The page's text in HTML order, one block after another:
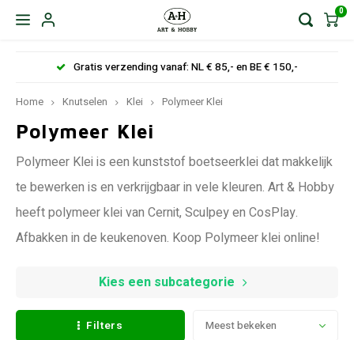
0
Gratis verzending vanaf: NL € 85,- en BE € 150,-
Home Knutselen Klei Polymeer Klei
Polymeer Klei
Polymeer Klei is een kunststof boetseerklei dat makkelijk
te bewerken is en verkrijgbaar in vele kleuren. Art & Hobby
heeft polymeer klei van Cernit, Sculpey en CosPlay.
Afbakken in de keukenoven. Koop Polymeer klei online!
Kies een subcategorie
Filters Meest bekeken